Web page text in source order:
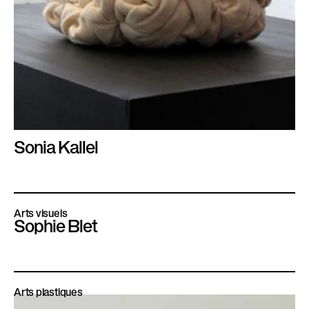
Sonia Kallel
Arts visuels
Sophie Blet
Arts plastiques